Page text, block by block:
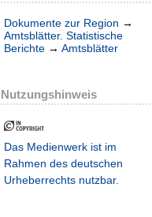
Dokumente zur Region →
Amtsblätter. Statistische
Berichte → Amtsblätter
Nutzungshinweis
Das Medienwerk ist im
Rahmen des deutschen
Urheberrechts nutzbar.